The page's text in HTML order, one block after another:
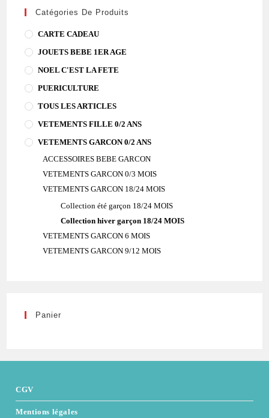
Catégories De Produits
CARTE CADEAU
JOUETS BEBE 1ER AGE
NOEL C'EST LA FETE
PUERICULTURE
TOUS LES ARTICLES
VETEMENTS FILLE 0/2 ANS
VETEMENTS GARCON 0/2 ANS
ACCESSOIRES BEBE GARCON
VETEMENTS GARCON 0/3 MOIS
VETEMENTS GARCON 18/24 MOIS
Collection été garçon 18/24 MOIS
Collection hiver garçon 18/24 MOIS
VETEMENTS GARCON 6 MOIS
VETEMENTS GARCON 9/12 MOIS
Panier
CGV
Mentions légales